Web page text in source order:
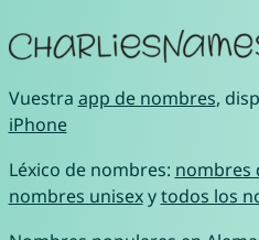
Vuestra app de nombres,
iPhone
Léxico de nombres: nombres
nombres unisexytodos los